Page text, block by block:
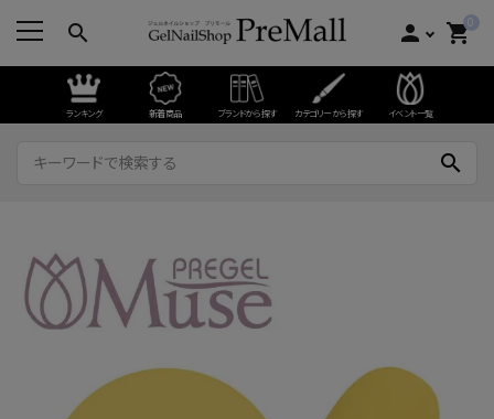
search person 0
shopping_cart
ランキング 新着商品 ブランドから探す カテゴリーから探す イベント一覧
search